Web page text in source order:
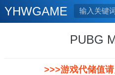
YHWGAME
PUBG
>>>游戏代储值